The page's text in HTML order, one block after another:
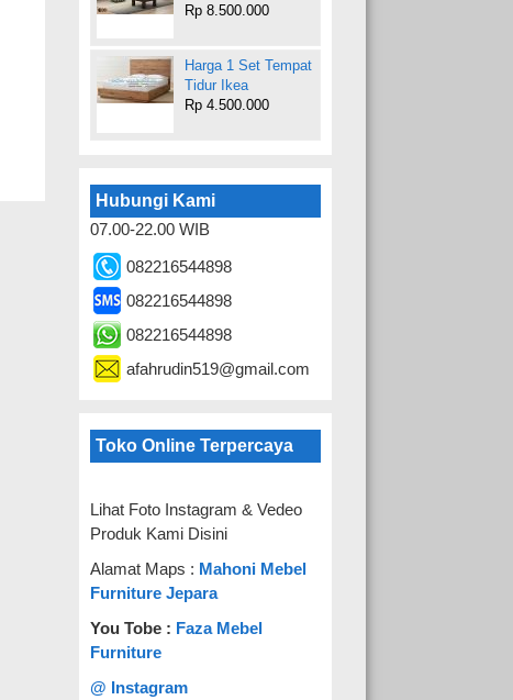
Rp 8.500.000
Harga 1 Set Tempat
Tidur Ikea
Rp 4.500.000
Hubungi Kami
07.00-22.00 WIB
082216544898
082216544898
082216544898
afahrudin519@gmail.com
Toko Online Terpercaya
Lihat Foto Instagram & Vedeo
Produk Kami Disini
Alamat Maps : Mahoni Mebel
Furniture Jepara
You Tobe : Faza Mebel
Furniture
@ Instagram